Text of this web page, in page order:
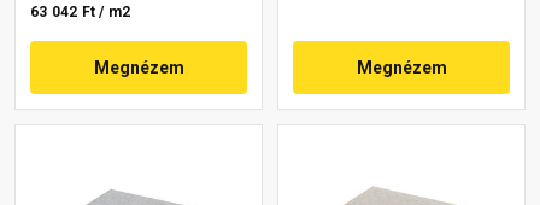
63 042 Ft / m2
Megnézem Megnézem